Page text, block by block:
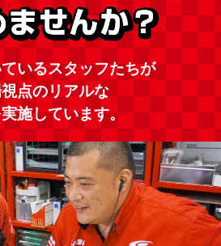
いるスタッフたちが
点のリアルな
施しています。